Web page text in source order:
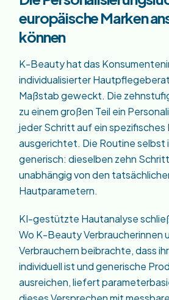
europäische Marken
können
K-Beauty hat das
individualisierter
Maßstab geweckt. Die
zu einem großen Teil ein
jeder Schritt auf ein
ausgerichtet. Die Routine selbst
generisch: dieselben zehn
unabhängig von den
Hautparametern.
KI-gestützte Hautanalyse
Wo K-Beauty Verbraucherinnen
Verbrauchern beibrachte, dass
individuell ist und generische
ausreichen, liefert